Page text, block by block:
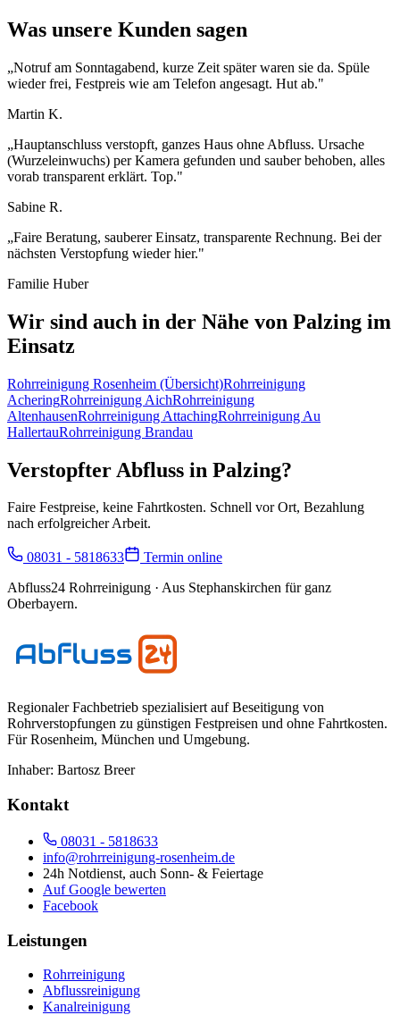
Was unsere Kunden sagen
„Notruf am Sonntagabend, kurze Zeit später waren sie da. Spüle
wieder frei, Festpreis wie am Telefon angesagt. Hut ab."
Martin K.
„Hauptanschluss verstopft, ganzes Haus ohne Abfluss. Ursache
(Wurzeleinwuchs) per Kamera gefunden und sauber behoben, alles
vorab transparent erklärt. Top."
Sabine R.
„Faire Beratung, sauberer Einsatz, transparente Rechnung. Bei der
nächsten Verstopfung wieder hier."
Familie Huber
Wir sind auch in der Nähe von Palzing im
Einsatz
Rohrreinigung Rosenheim (Übersicht)Rohrreinigung
AcheringRohrreinigung AichRohrreinigung
AltenhausenRohrreinigung AttachingRohrreinigung Au
HallertauRohrreinigung Brandau
Verstopfter Abfluss in Palzing?
Faire Festpreise, keine Fahrtkosten. Schnell vor Ort, Bezahlung
nach erfolgreicher Arbeit.
08031 - 5818633
Termin online
Abfluss24 Rohrreinigung · Aus Stephanskirchen für ganz
Oberbayern.
Regionaler Fachbetrieb spezialisiert auf Beseitigung von
Rohrverstopfungen zu günstigen Festpreisen und ohne Fahrtkosten.
FürRosenheim, München und Umgebung.
Inhaber: Bartosz Breer
Kontakt
08031 - 5818633
info@rohrreinigung-rosenheim.de
24h Notdienst, auch Sonn- & Feiertage
Auf Google bewerten
Facebook
Leistungen
Rohrreinigung
Abflussreinigung
Kanalreinigung